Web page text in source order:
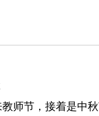
师节，接着是中